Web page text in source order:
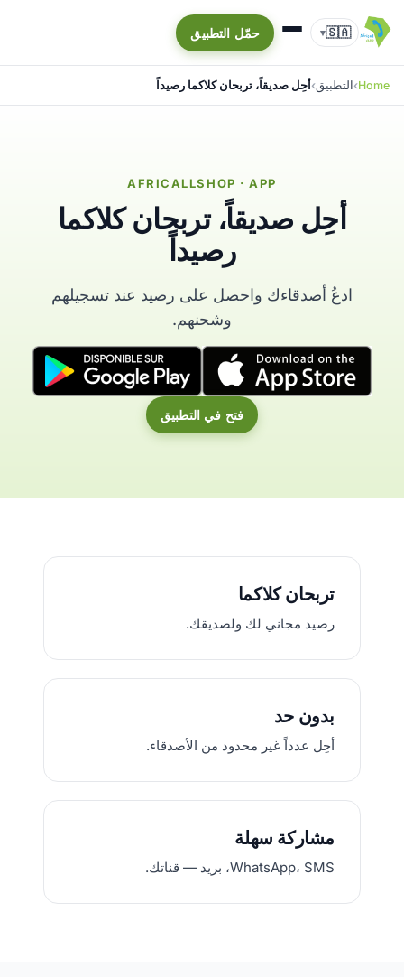
🇸🇦
▾ حمّل التطبيق
Home التطبيق أحِل صديقاً، تربحان كلاكما رصيداً
AFRICALLSHOP · APP
أحِل صديقاً، تربحان كلاكما
رصيداً
ادعُ أصدقاءك واحصل على رصيد عند تسجيلهم
وشحنهم.
فتح في التطبيق
تربحان كلاكما
رصيد مجاني لك ولصديقك.
بدون حد
أحِل عدداً غير محدود من الأصدقاء.
مشاركة سهلة
WhatsApp، SMS، بريد — قناتك.